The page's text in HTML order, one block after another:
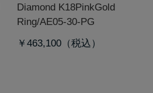
Diamond K18PinkGold
Ring/AE05-30-PG
￥463,100